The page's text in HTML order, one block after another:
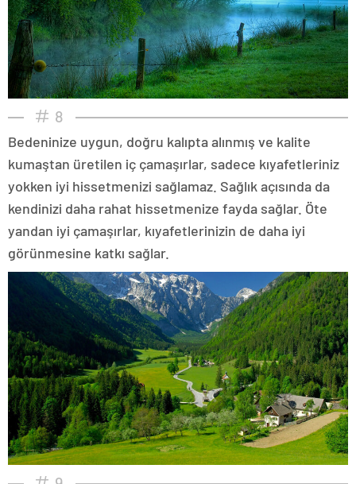
8
Bedeninize uygun, doğru kalıpta alınmış ve kalite
kumaştan üretilen iç çamaşırlar, sadece kıyafetleriniz
yokken iyi hissetmenizi sağlamaz. Sağlık açısında da
kendinizi daha rahat hissetmenize fayda sağlar. Öte
yandan iyi çamaşırlar, kıyafetlerinizin de daha iyi
görünmesine katkı sağlar.